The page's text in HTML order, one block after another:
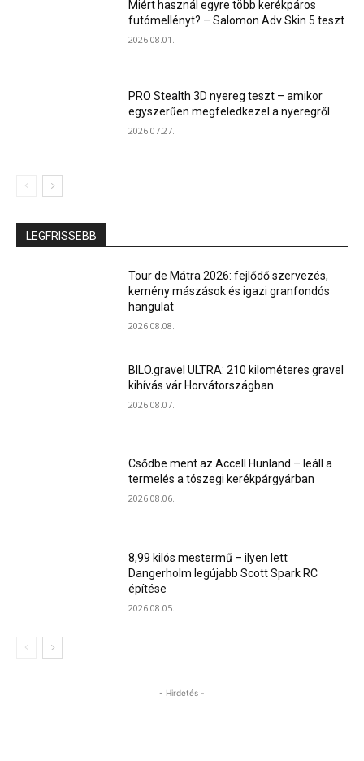
Miért használ egyre több kerékpáros
futómellényt? – Salomon Adv Skin 5 teszt
2026.08.01.
PRO Stealth 3D nyereg teszt – amikor
egyszerűen megfeledkezel a nyeregről
2026.07.27.
LEGFRISSEBB
Tour de Mátra 2026: fejlődő szervezés,
kemény mászások és igazi granfondós
hangulat
2026.08.08.
BILO.gravel ULTRA: 210 kilométeres gravel
kihívás vár Horvátországban
2026.08.07.
Csődbe ment az Accell Hunland – leáll a
termelés a tószegi kerékpárgyárban
2026.08.06.
8,99 kilós mestermű – ilyen lett
Dangerholm legújabb Scott Spark RC
építése
2026.08.05.
- Hirdetés -